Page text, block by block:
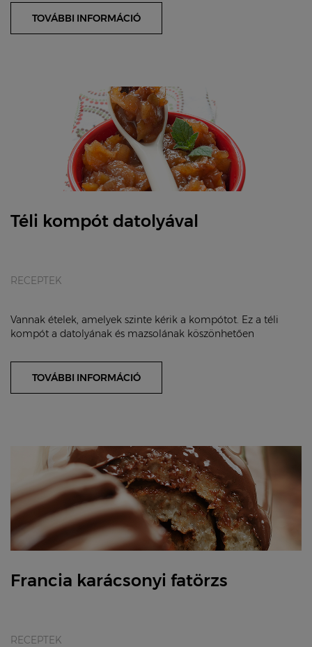
TOVÁBBI INFORMÁCIÓ
Téli kompót datolyával
RECEPTEK
Vannak ételek, amelyek szinte kérik a kompótot. Ez a téli
kompót a datolyának és mazsolának köszönhetően
TOVÁBBI INFORMÁCIÓ
Francia karácsonyi fatörzs
RECEPTEK